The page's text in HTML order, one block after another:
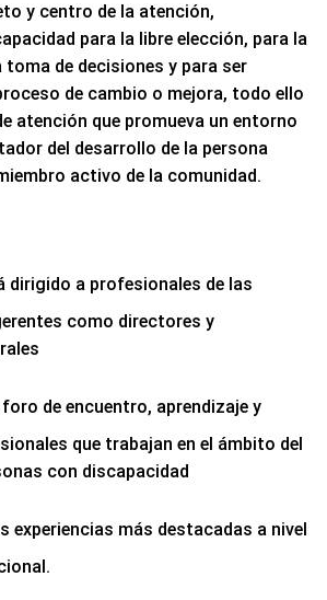
y centro de la atención,
para la libre elección, para la
de decisiones y para ser
de cambio o mejora, todo ello
atención que promueva un entorno
del desarrollo de la persona
activo de la comunidad.
dirigido a profesionales de las
como directores y
de encuentro, aprendizaje y
que trabajan en el ámbito del
con discapacidad
experiencias más destacadas a nivel